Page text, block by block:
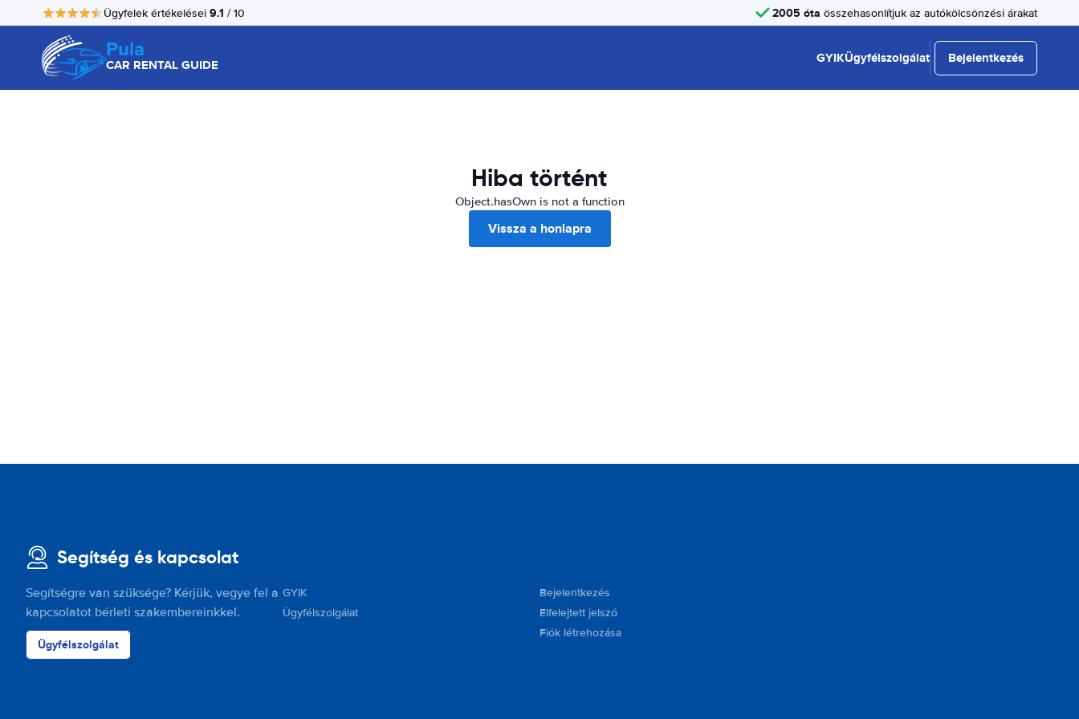
Ügyfelek értékelései 9.1 / 10 2005 óta összehasonlítjuk az autókölcsönzési árakat
Pula
CAR RENTAL GUIDE GYIKÜgyfélszolgálat Bejelentkezés
Hiba történt
Object.hasOwn is not a function
Vissza a honlapra
Segítség és kapcsolat
Segítségre van szüksége? Kérjük, vegye fel a
kapcsolatot bérleti szakembereinkkel.
Ügyfélszolgálat
GYIK
Ügyfélszolgálat
Bejelentkezés
Elfelejtett jelszó
Fiók létrehozása